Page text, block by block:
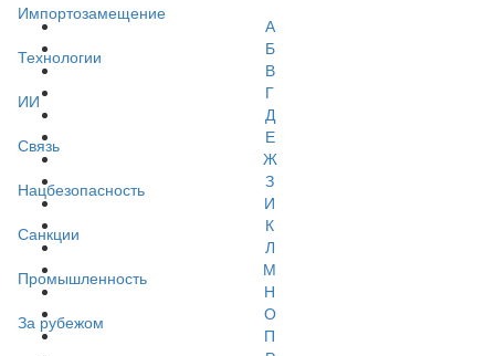
Импортозамещение
Технологии
ИИ
Связь
Нацбезопасность
Санкции
Промышленность
За рубежом
А
Б
В
Г
Д
Е
Ж
З
И
К
Л
М
Н
О
П